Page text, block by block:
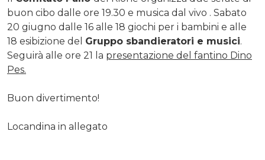
buon cibo dalle ore 19.30 e musica dal vivo . Sabato
20 giugno dalle 16 alle 18 giochi per i bambini e alle
18 esibizione del Gruppo sbandieratori e musici.
Seguirà alle ore 21 la presentazione del fantino Dino
Pes.
Buon divertimento!
Locandina in allegato